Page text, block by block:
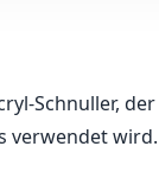
Schnuller,
verwendet